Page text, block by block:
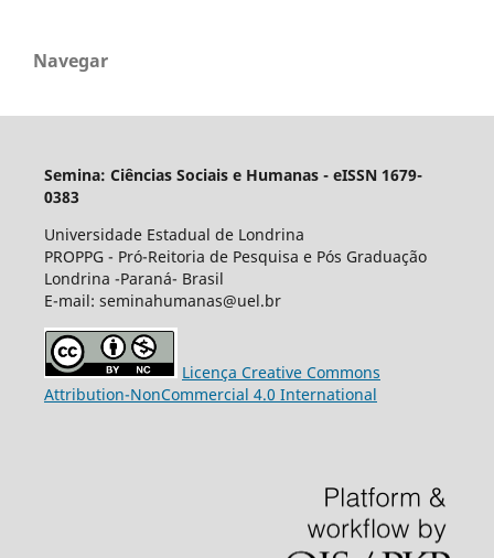
Navegar
Semina: Ciências Sociais e Humanas - eISSN 1679-
0383
Universidade Estadual de Londrina
PROPPG - Pró-Reitoria de Pesquisa e Pós Graduação
Londrina -Paraná- Brasil
E-mail: seminahumanas@uel.br
Licença Creative Commons
Attribution-NonCommercial 4.0 International